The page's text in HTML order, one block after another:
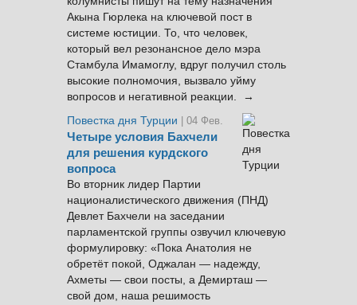
Акына Гюрлека на ключевой пост в
системе юстиции. То, что человек,
который вел резонансное дело мэра
Стамбула Имамоглу, вдруг получил столь
высокие полномочия, вызвало уйму
вопросов и негативной реакции. →
Повестка дня Турции
| 04 Фев.
Четыре условия Бахчели
для решения курдского
вопроса
Во вторник лидер Партии
националистического движения (ПНД)
Девлет Бахчели на заседании
парламентской группы озвучил ключевую
формулировку: «Пока Анатолия не
обретёт покой, Оджалан — надежду,
Ахметы — свои посты, а Демирташ —
свой дом, наша решимость